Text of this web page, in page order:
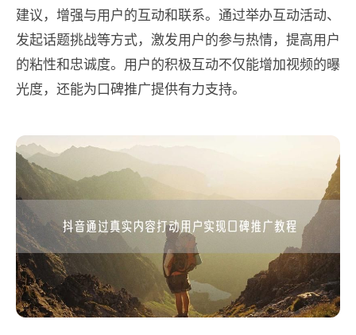
建议，增强与用户的互动和联系。通过举办互动活动、
发起话题挑战等方式，激发用户的参与热情，提高用户
的粘性和忠诚度。用户的积极互动不仅能增加视频的曝
光度，还能为口碑推广提供有力支持。